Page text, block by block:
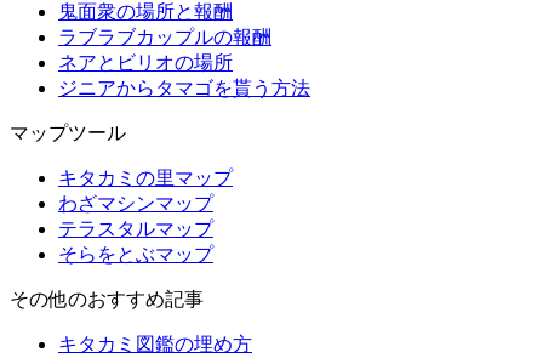
鬼面衆の場所と報酬
ラブラブカップルの報酬
ネアとビリオの場所
ジニアからタマゴを貰う方法
マップツール
キタカミの里マップ
わざマシンマップ
テラスタルマップ
そらをとぶマップ
その他のおすすめ記事
キタカミ図鑑の埋め方